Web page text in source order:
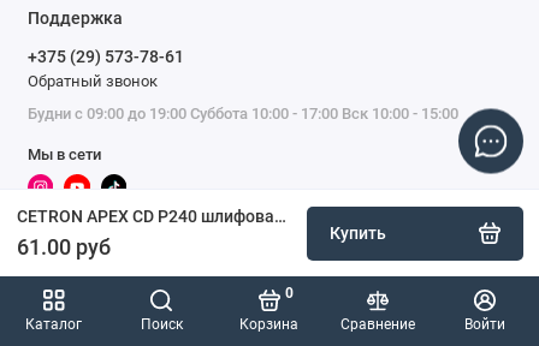
Каталог Поиск Корзина
0
Сравнение
Войти
CETRON APEX CD P240 шлифовальный диск, 150 мм, уп. 50 шт.
61.00 руб
Купить
Поддержка
+375 (29) 573-78-61
Обратный звонок
Будни с 09:00 до 19:00 Суббота 10:00 - 17:00 Вск 10:00 - 15:00
Мы в сети